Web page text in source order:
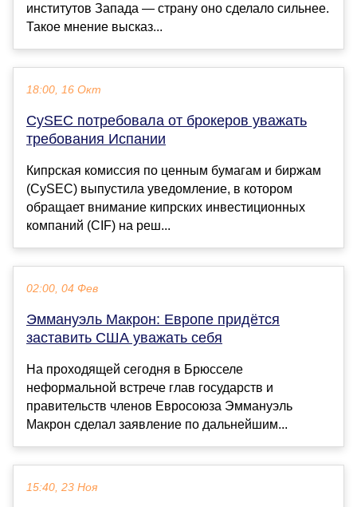
институтов Запада — страну оно сделало сильнее.
Такое мнение высказ...
18:00, 16 Окт
CySEC потребовала от брокеров уважать
требования Испании
Кипрская комиссия по ценным бумагам и биржам
(CySEC) выпустила уведомление, в котором
обращает внимание кипрских инвестиционных
компаний (CIF) на реш...
02:00, 04 Фев
Эммануэль Макрон: Европе придётся
заставить США уважать себя
На проходящей сегодня в Брюсселе
неформальной встрече глав государств и
правительств членов Евросоюза Эммануэль
Макрон сделал заявление по дальнейшим...
15:40, 23 Ноя